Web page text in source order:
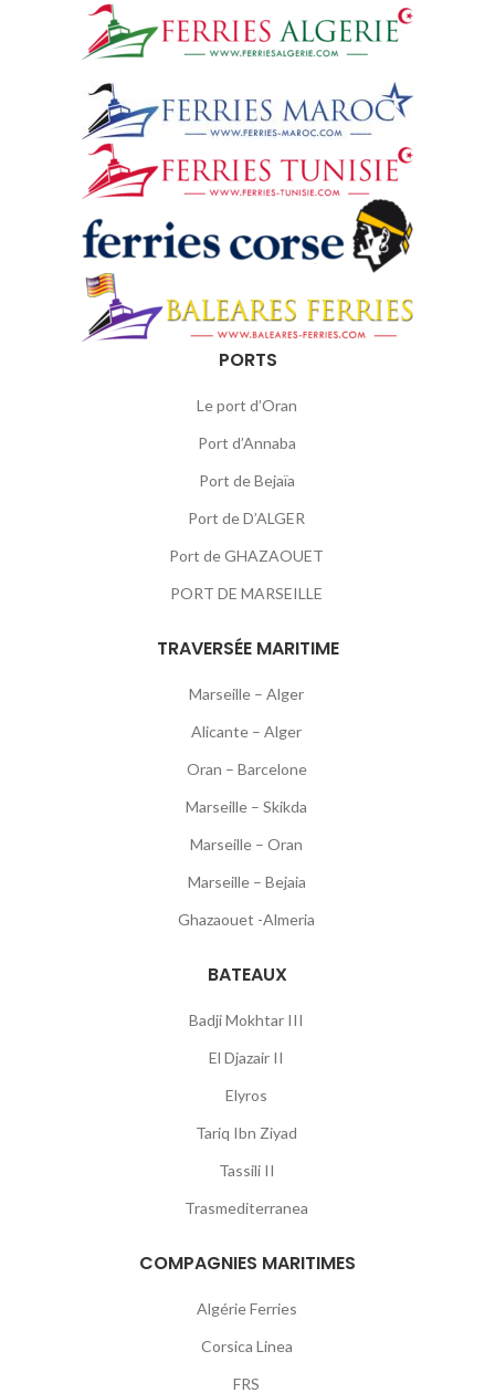
PORTS
Le port d’Oran
Port d’Annaba
Port de Bejaïa
Port de D’ALGER
Port de GHAZAOUET
PORT DE MARSEILLE
TRAVERSÉE MARITIME
Marseille – Alger
Alicante – Alger
Oran – Barcelone
Marseille – Skikda
Marseille – Oran
Marseille – Bejaia
Ghazaouet -Almeria
BATEAUX
Badji Mokhtar III
El Djazair II
Elyros
Tariq Ibn Ziyad
Tassili II
Trasmediterranea
COMPAGNIES MARITIMES
Algérie Ferries
Corsica Linea
FRS